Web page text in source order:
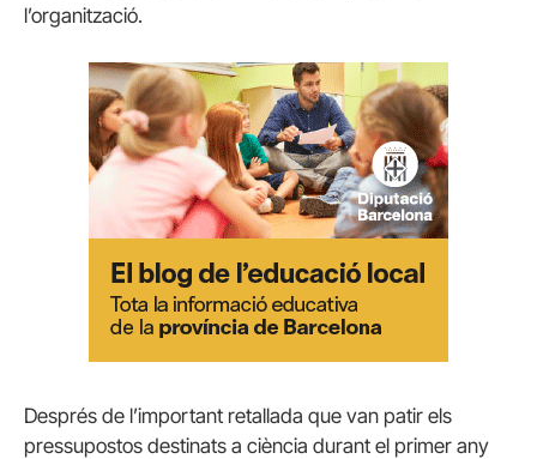
l’organització.
Després de l’important retallada que van patir els
pressupostos destinats a ciència durant el primer any